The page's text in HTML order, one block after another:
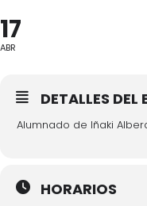
17
ABR
DETALLES DEL
Alumnado de Iñaki
HORARIOS